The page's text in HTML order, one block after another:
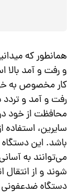
همانطور که
و رفت و آمد بالا
کار مخصوص به
رفت و آمد و
محافظت از خود در
سایرین،
باشد. این دستگاه
می‌توانند به
شوند و از انتقال
دستگاه ضدعفونی